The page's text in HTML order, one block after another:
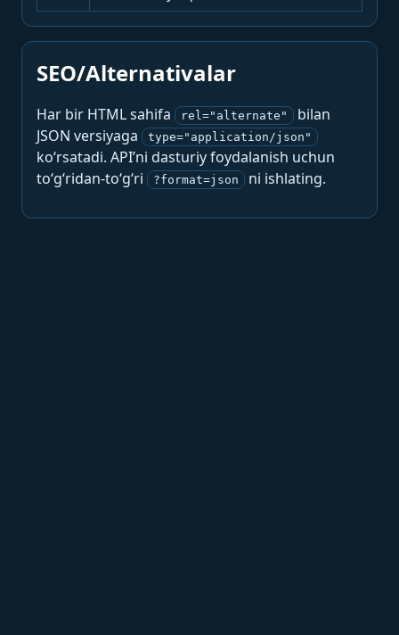
SEO/Alternativalar
Har bir HTML sahifa rel="alternate"
bilan
JSON versiyaga
type="application/json"
ko‘rsatadi. API’ni dasturiy foydalanish uchun
to‘g‘ridan-to‘g‘ri
?format=json ni ishlating.